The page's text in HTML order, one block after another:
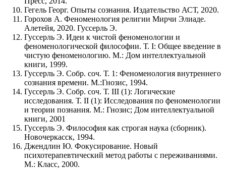
Гегель Георг. Опыты сознания. Издательство АСТ, 2020.
Горохов А. Феноменология религии Мирчи Элиаде.
Алетейя, 2020. Гуссерль Э.
Гуссерль Э. Идеи к чистой феноменологии и
феноменологической философии. Т. I: Общее введение в
чистую феноменологию. М.: Дом интеллектуальной
книги, 1999.
Гуссерль Э. Собр. соч. Т. 1: Феноменология внутреннего
сознания времени. М.:Гнозис, 1994.
Гуссерль Э. Собр. соч. Т. III (1): Логические
исследования. Т. II (1): Исследования по феноменологии
и теории познания. М.: Гнозис; Дом интеллектуальной
книги, 2001
Гуссерль Э. Философия как строгая наука (сборник).
Новочеркасск, 1994.
Джендлин Ю. Фокусирование. Новый
психотерапевтический метод работы с переживаниями.
М.: Класс, 2000.